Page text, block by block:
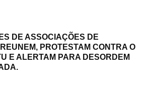
DE ASSOCIAÇÕES DE
PROTESTAM CONTRA O
E ALERTAM PARA DESORDEM